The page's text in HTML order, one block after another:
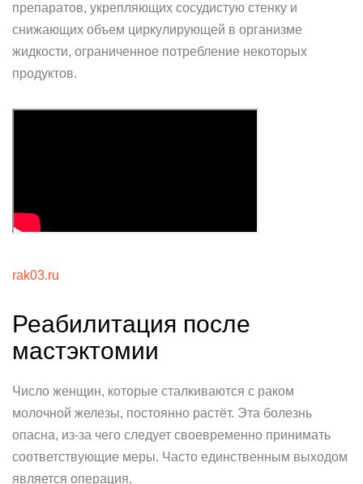
препаратов, укрепляющих сосудистую стенку и
снижающих объем циркулирующей в организме
жидкости, ограниченное потребление некоторых
продуктов.
rak03.ru
Реабилитация после
мастэктомии
Число женщин, которые сталкиваются с раком
молочной железы, постоянно растёт. Эта болезнь
опасна, из-за чего следует своевременно принимать
соответствующие меры. Часто единственным выходом
является операция.